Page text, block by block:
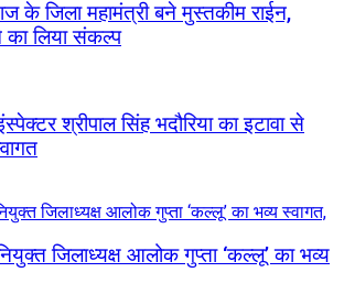
के जिला महामंत्री बने मुस्तकीम राईन,
लिया संकल्प
श्रीपाल सिंह भदौरिया का इटावा से
जिलाध्यक्ष आलोक गुप्ता ‘कल्लू’ का भव्य